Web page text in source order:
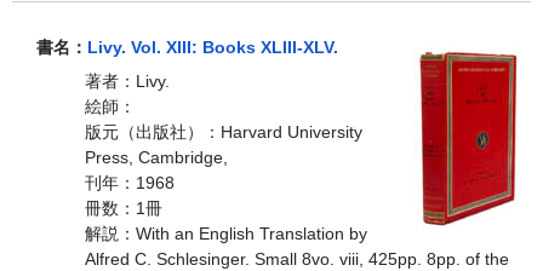
書名： Livy. Vol. XIII: Books XLIII-XLV.
著者：Livy.
絵師：
版元（出版社）：Harvard University
Press, Cambridge,
刊年：1968
冊数：1冊
解説：With an English Translation by
Alfred C. Schlesinger. Small 8vo. viii, 425pp. 8pp. of the